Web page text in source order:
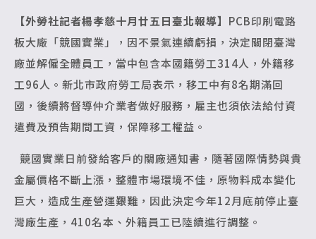
【外勞社記者楊孝慈十月廿五日臺北報導】 PCB印刷電路
板大廠「競國實業」，因不景氣連續虧損，決定關閉臺灣
廠並解僱全體員工，當中包含本國籍勞工314人，外籍移
工96人。新北市政府勞工局表示，移工中有8名期滿回
國，後續將督導仲介業者做好服務，雇主也須依法給付資
遣費及預告期間工資，保障移工權益。
競國實業日前發給客戶的關廠通知書，隨著國際情勢與貴
金屬價格不斷上漲，整體市場環境不佳，原物料成本變化
巨大，造成生產營運艱難，因此決定今年12月底前停止臺
灣廠生產，410名本、外籍員工已陸續進行調整。